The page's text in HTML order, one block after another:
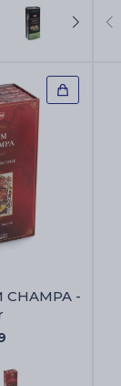
CHAMPA -